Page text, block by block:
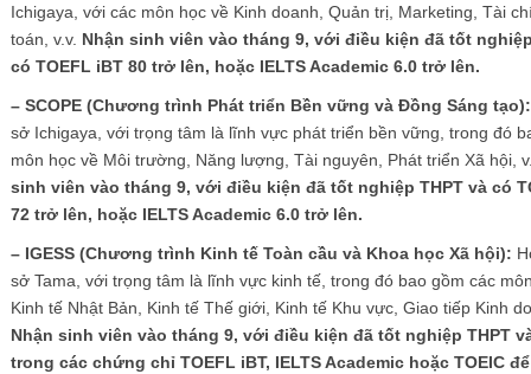
Ichigaya, với các môn học về Kinh doanh, Quản trị, Marketing, Tài
toán, v.v. Nhận sinh viên vào tháng 9, với điều kiện đã tốt
có TOEFL iBT 80 trở lên, hoặc IELTS Academic 6.0 trở lên.
– SCOPE (Chương trình Phát triển Bền vững và Đồng Sáng
sở Ichigaya, với trọng tâm là lĩnh vực phát triển bền vững, trong đó
môn học về Môi trường, Năng lượng, Tài nguyên, Phát triển Xã hội,
sinh viên vào tháng 9, với điều kiện đã tốt nghiệp THPT và có
72 trở lên, hoặc IELTS Academic 6.0 trở lên.
– IGESS (Chương trình Kinh tế Toàn cầu và Khoa học Xã hội):
sở Tama, với trọng tâm là lĩnh vực kinh tế, trong đó bao gồm các
Kinh tế Nhật Bản, Kinh tế Thế giới, Kinh tế Khu vực, Giao tiếp Kinh
Nhận sinh viên vào tháng 9, với điều kiện đã tốt nghiệp THPT
trong các chứng chỉ TOEFL iBT, IELTS Academic hoặc TOEIC